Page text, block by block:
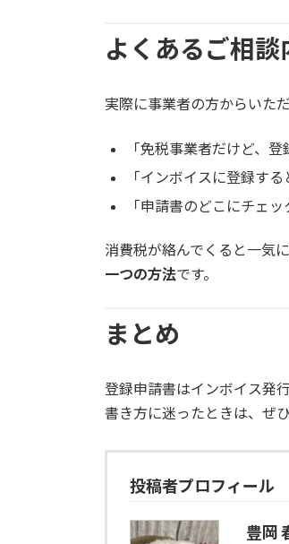
よくあるご相談
実際に事業者の方からいた
「免税事業者だけど、登
「インボイスに登録す
「申請書のどこにチェ
消費税が絡んでくると一気
一つの方法です。
まとめ
登録申請書はインボイス発
書き方に迷ったときは、ぜ
投稿者プロフィール
豊岡